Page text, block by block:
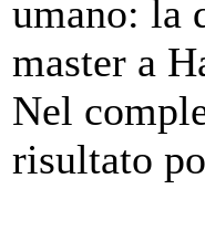
umano: la
master a
Nel
risultato